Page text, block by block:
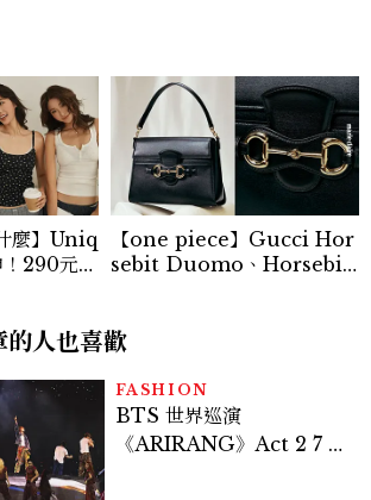
麼】Uniq
290元蕾
【one piece】Gucci Hor
sebit Duomo、Horsebit
最經典的象徵
的人也喜歡
FASHION
BTS 世界巡演
《ARIRANG》Act 2 7 位